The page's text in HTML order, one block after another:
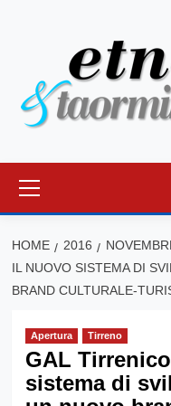
principale
HOME 2016
IL NUOVO SISTEMA DI
BRAND CULTURALE-
Apertura Tirreno
GAL
sistema di